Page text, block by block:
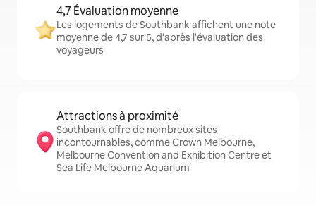
4,7 Évaluation moyenne
Les logements de Southbank affichent une note
moyenne de 4,7 sur 5, d'après l'évaluation des
voyageurs
Attractions à proximité
Southbank offre de nombreux sites
incontournables, comme Crown Melbourne,
Melbourne Convention and Exhibition Centre et
Sea Life Melbourne Aquarium